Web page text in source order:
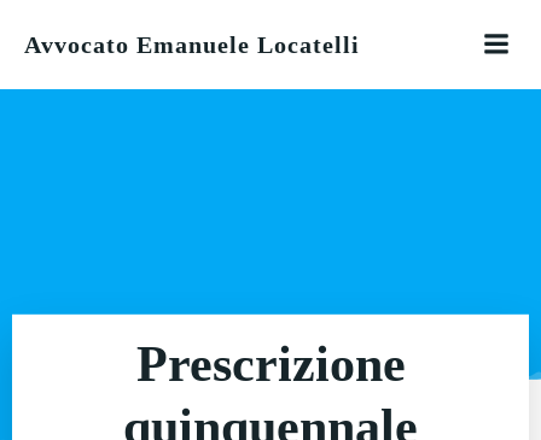
al
Avvocato Emanuele Locatelli
Prescrizione
quinquennale